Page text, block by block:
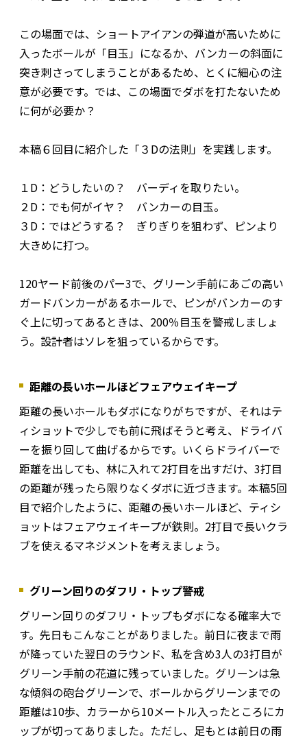
この場面では、ショートアイアンの弾道が高いために
入ったボールが「目玉」になるか、バンカーの斜面に
突き刺さってしまうことがあるため、とくに細心の注
意が必要です。では、この場面でダボを打たないため
に何が必要か？
本稿６回目に紹介した「３Dの法則」を実践します。
１D：どうしたいの？ バーディを取りたい。
２D：でも何がイヤ？ バンカーの目玉。
３D：ではどうする？ ぎりぎりを狙わず、ピンより
大きめに打つ。
120ヤード前後のパー3で、グリーン手前にあごの高い
ガードバンカーがあるホールで、ピンがバンカーのす
ぐ上に切ってあるときは、200％目玉を警戒しましょ
う。設計者はソレを狙っているからです。
距離の長いホールほどフェアウェイキープ
距離の長いホールもダボになりがちですが、それはテ
ィショットで少しでも前に飛ばそうと考え、ドライバ
ーを振り回して曲げるからです。いくらドライバーで
距離を出しても、林に入れて2打目を出すだけ、3打目
の距離が残ったら限りなくダボに近づきます。本稿5回
目で紹介したように、距離の長いホールほど、ティシ
ョットはフェアウェイキープが鉄則。2打目で長いクラ
ブを使えるマネジメントを考えましょう。
グリーン回りのダフリ・トップ警戒
グリーン回りのダフリ・トップもダボになる確率大で
す。先日もこんなことがありました。前日に夜まで雨
が降っていた翌日のラウンド、私を含め3人の3打目が
グリーン手前の花道に残っていました。グリーンは急
な傾斜の砲台グリーンで、ボールからグリーンまでの
距離は10歩、カラーから10メートル入ったところにカ
ップが切ってありました。ただし、足もとは前日の雨